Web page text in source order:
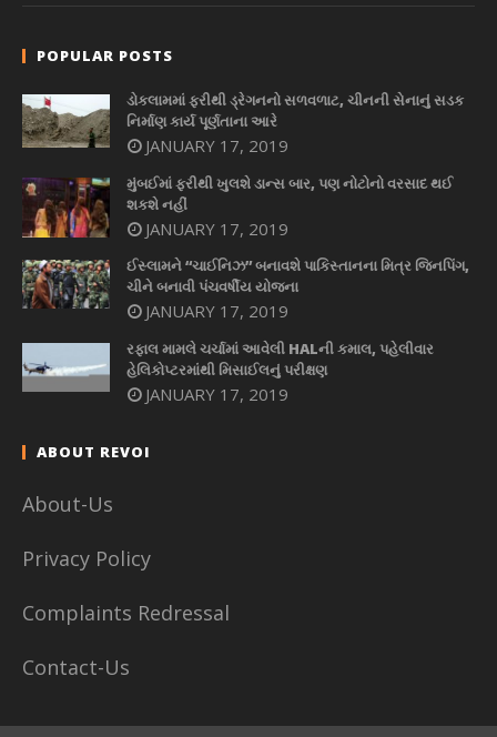
POPULAR POSTS
ડોકલામમાં ફરીથી ડ્રેગનનો સળવળાટ, ચીનની સેનાનું સડક
નિર્માણ કાર્ય પૂર્ણતાના આરે
JANUARY 17, 2019
મુંબઈમાં ફરીથી ખુલશે ડાન્સ બાર, પણ નોટોનો વરસાદ થઈ
શકશે નહીં
JANUARY 17, 2019
ઈસ્લામને “ચાઈનિઝ” બનાવશે પાકિસ્તાનના મિત્ર જિનપિંગ,
ચીને બનાવી પંચવર્ષીય યોજના
JANUARY 17, 2019
રફાલ મામલે ચર્ચામાં આવેલી HALની કમાલ, પહેલીવાર
હેલિકોપ્ટરમાંથી મિસાઈલનું પરીક્ષણ
JANUARY 17, 2019
ABOUT REVOI
About-Us
Privacy Policy
Complaints Redressal
Contact-Us